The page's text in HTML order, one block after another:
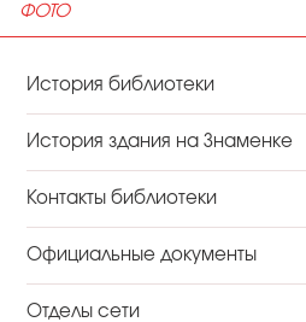
ФОТО
История библиотеки
История здания на Знаменке
Контакты библиотеки
Официальные документы
Отделы сети